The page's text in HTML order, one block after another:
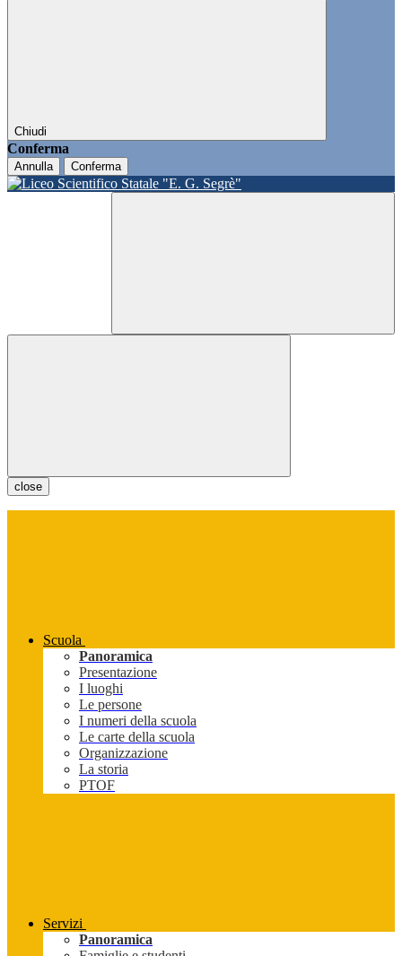
Chiudi
Conferma
Annulla Conferma
close
Scuola
Panoramica
Presentazione
I luoghi
Le persone
I numeri della scuola
Le carte della scuola
Organizzazione
La storia
PTOF
Servizi
Panoramica